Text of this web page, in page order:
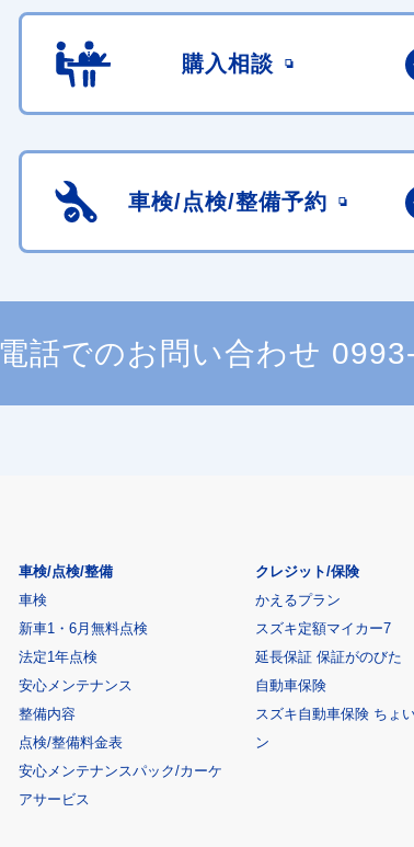
購入相談
車検/点検/整備予約
電話でのお問い合わせ
車検/点検/整備
車検
新車1・6月無料点検
法定1年点検
安心メンテナンス
整備内容
点検/整備料金表
安心メンテナンスパック/カーケ
アサービス
クレジット/保険
かえるプラン
スズキ定額マイカー7
延長保証 保証がのびた
自動車保険
スズキ自動車保険 ちょ
ン